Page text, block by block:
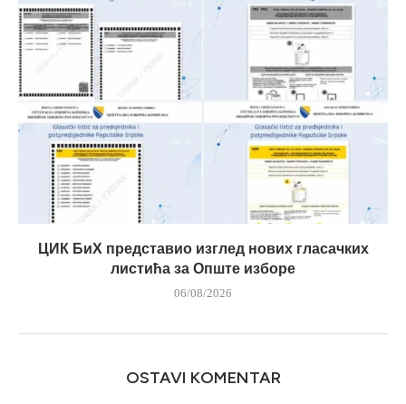
ЦИК БиХ представио изглед нових гласачких
листића за Опште изборе
06/08/2026
OSTAVI KOMENTAR